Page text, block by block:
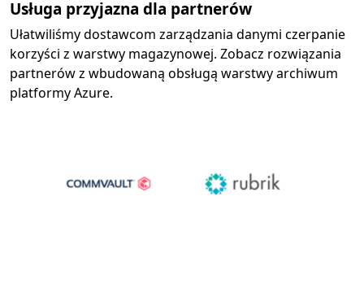
Usługa przyjazna dla partnerów
Ułatwiliśmy dostawcom zarządzania danymi czerpanie
korzyści z warstwy magazynowej. Zobacz rozwiązania
partnerów z wbudowaną obsługą warstwy archiwum
platformy Azure.